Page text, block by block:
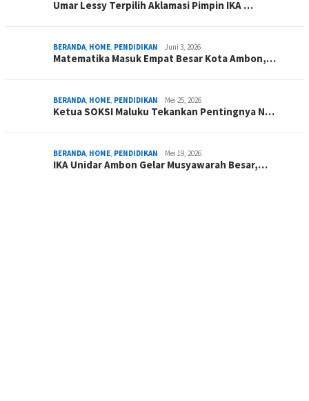
Umar Lessy Terpilih Aklamasi Pimpin IKA …
BERANDA HOME PENDIDIKAN Juni 3, 2026
Matematika Masuk Empat Besar Kota Ambon,…
BERANDA HOME PENDIDIKAN Mei 25, 2026
Ketua SOKSI Maluku Tekankan Pentingnya N…
BERANDA HOME PENDIDIKAN Mei 19, 2026
IKA Unidar Ambon Gelar Musyawarah Besar,…